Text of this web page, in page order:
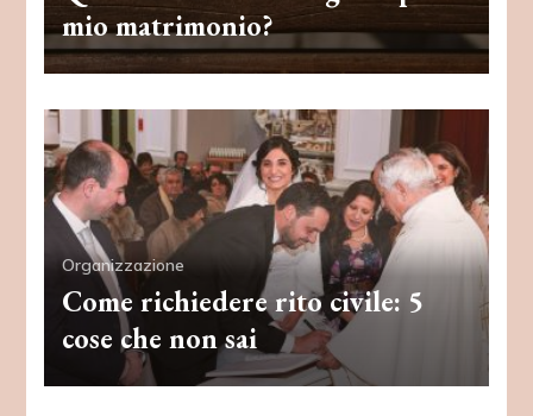
mio matrimonio?
Organizzazione
Come richiedere rito civile: 5
cose che non sai